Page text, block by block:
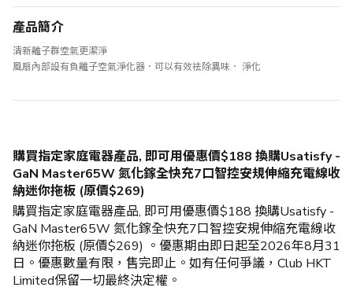
產品簡介
清新離子群空氣更潔淨
風扇內部設有負離子空氣淨化器．可以有效祛除異味． 淨化
購買指定家庭電器產品, 即可用優惠價$188 換購Usatisfy -
GaN Master65W 氮化鎵全快充7口智控安規伸縮充電線收
納迷你拖板 (原價$269)
購買指定家庭電器產品, 即可用優惠價$188 換購Usatisfy -
GaN Master65W 氮化鎵全快充7口智控安規伸縮充電線收
納迷你拖板 (原價$269) 。優惠期由即日起至2026年8月31
日。優惠數量有限，售完即止。如有任何爭議，Club HKT
Limited保留一切最終決定權。